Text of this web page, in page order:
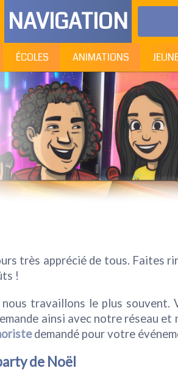
NAVIGATION
ÉCOLES ANIMATIONS
très apprécié de tous. Faites
!
travaillons le plus souvent.
ainsi avec notre réseau et
demandé pour votre
de Noël